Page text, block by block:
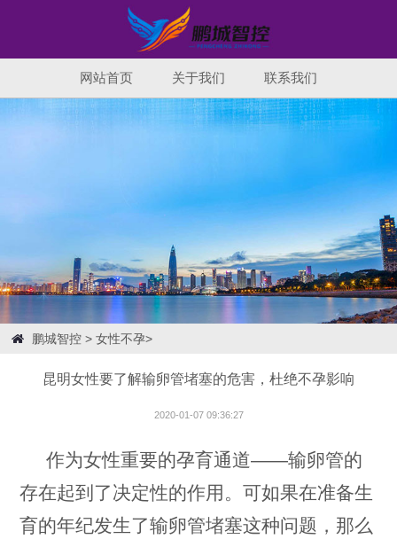
网站首页 关于我们 联系我们
鹏城智控> 女性不孕>
昆明女性要了解输卵管堵塞的危害，杜绝不孕影响
2020-01-07 09:36:27
作为女性重要的孕育通道——输卵管的
存在起到了决定性的作用。可如果在准备生
育的年纪发生了输卵管堵塞这种问题，那么